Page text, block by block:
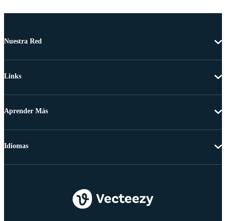
Nuestra Red
Links
Aprender Más
Idiomas